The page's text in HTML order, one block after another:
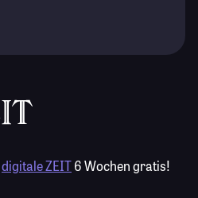
digitale ZEIT6 Wochen gratis!